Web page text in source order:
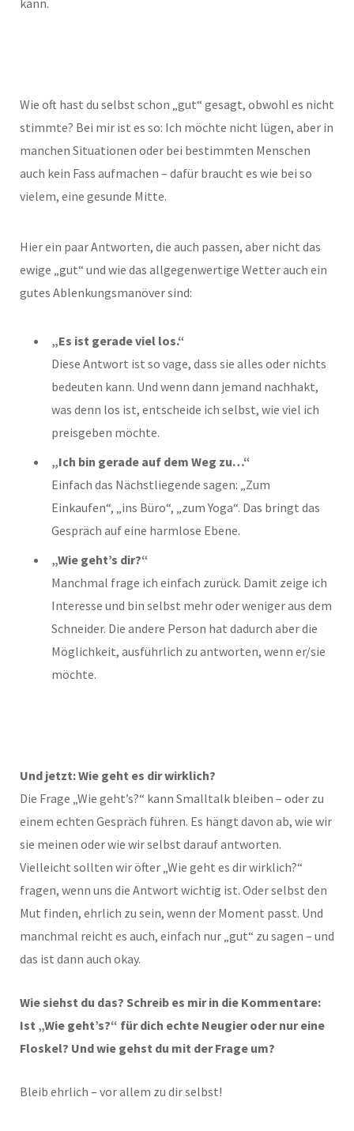
Wie oft hast du selbst schon „gut“ gesagt, obwohl es nicht
stimmte? Bei mir ist es so: Ich möchte nicht lügen, aber in
manchen Situationen oder bei bestimmten Menschen
auch kein Fass aufmachen – dafür braucht es wie bei so
vielem, eine gesunde Mitte.
Hier ein paar Antworten, die auch passen, aber nicht das
ewige „gut“ und wie das allgegenwertige Wetter auch ein
gutes Ablenkungsmanöver sind:
„Es ist gerade viel los.“
Diese Antwort ist so vage, dass sie alles oder nichts
bedeuten kann. Und wenn dann jemand nachhakt,
was denn los ist, entscheide ich selbst, wie viel ich
preisgeben möchte.
„Ich bin gerade auf dem Weg zu…“
Einfach das Nächstliegende sagen: „Zum
Einkaufen“, „ins Büro“, „zum Yoga“. Das bringt das
Gespräch auf eine harmlose Ebene.
„Wie geht’s dir?“
Manchmal frage ich einfach zurück. Damit zeige ich
Interesse und bin selbst mehr oder weniger aus dem
Schneider. Die andere Person hat dadurch aber die
Möglichkeit, ausführlich zu antworten, wenn er/sie
möchte.
Und jetzt: Wie geht es dir wirklich?
Die Frage „Wie geht’s?“ kann Smalltalk bleiben – oder zu
einem echten Gespräch führen. Es hängt davon ab, wie wir
sie meinen oder wie wir selbst darauf antworten.
Vielleicht sollten wir öfter „Wie geht es dir wirklich?“
fragen, wenn uns die Antwort wichtig ist. Oder selbst den
Mut finden, ehrlich zu sein, wenn der Moment passt. Und
manchmal reicht es auch, einfach nur „gut“ zu sagen – und
das ist dann auch okay.
Wie siehst du das? Schreib es mir in die Kommentare:
Ist „Wie geht’s?“ für dich echte Neugier oder nur eine
Floskel? Und wie gehst du mit der Frage um?
Bleib ehrlich – vor allem zu dir selbst!